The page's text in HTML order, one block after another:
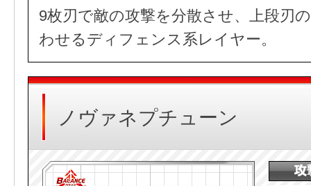
9枚刃で敵の攻撃を分散させ、上段刃
わせるディフェンス系レイヤー。
ノヴァネプチューン